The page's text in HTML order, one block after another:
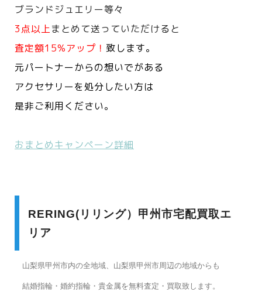
ブランドジュエリー等々
3点以上まとめて送っていただけると
査定額15%アップ！ 致します。
元パートナーからの想いでがある
アクセサリーを処分したい方は
是非ご利用ください。
おまとめキャンペーン詳細
RERING(リリング）甲州市宅配買取エ
リア
山梨県甲州市内の全地域、山梨県甲州市周辺の地域からも
結婚指輪・婚約指輪・貴金属を無料査定・買取致します。